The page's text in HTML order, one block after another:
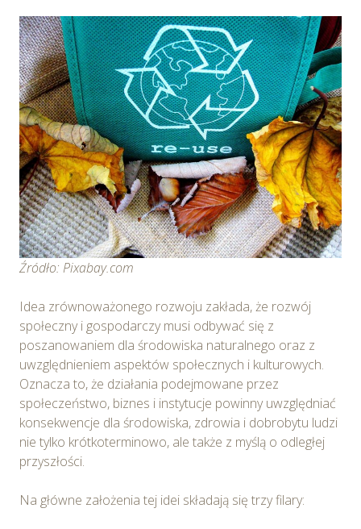
Źródło: Pixabay.com
Idea zrównoważonego rozwoju zakłada, że rozwój
społeczny i gospodarczy musi odbywać się z
poszanowaniem dla środowiska naturalnego oraz z
uwzględnieniem aspektów społecznych i kulturowych.
Oznacza to, że działania podejmowane przez
społeczeństwo, biznes i instytucje powinny uwzględniać
konsekwencje dla środowiska, zdrowia i dobrobytu ludzi
nie tylko krótkoterminowo, ale także z myślą o odległej
przyszłości.
Na główne założenia tej idei składają się trzy filary: